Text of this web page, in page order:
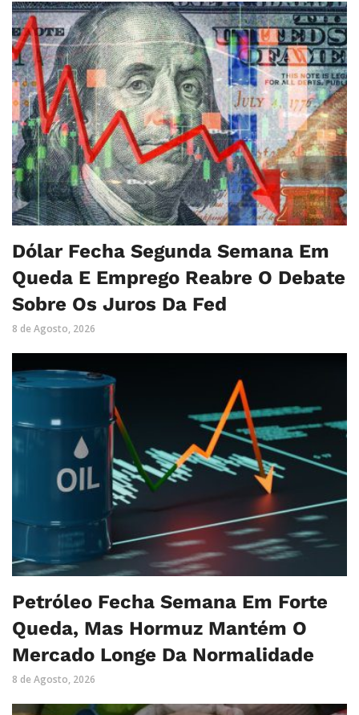
Dólar Fecha Segunda Semana Em
Queda E Emprego Reabre O Debate
Sobre Os Juros Da Fed
8 de Agosto, 2026
Petróleo Fecha Semana Em Forte
Queda, Mas Hormuz Mantém O
Mercado Longe Da Normalidade
8 de Agosto, 2026